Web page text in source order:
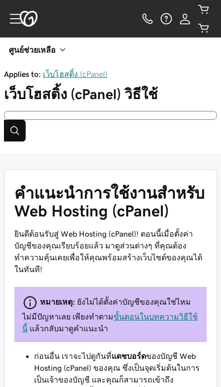
ศูนย์ช่วยเหลือ
Applies to: เว็บโฮสติ้ง (cPanel)
เว็บโฮสติ้ง (cPanel) วิธีใช้
คำแนะนำการใช้งานสำหรับ
Web Hosting (cPanel)
ยินดีต้อนรับสู่ Web Hosting (cPanel)! ตอนนี้เมื่อตั้งค่า
บัญชีของคุณเรียบร้อยแล้ว มาดูส่วนต่างๆ ที่คุณต้อง
ทำความคุ้นเคยเพื่อให้คุณพร้อมสร้างเว็บไซต์ของคุณได้
ในทันที!
หมายเหตุ: ยังไม่ได้ตั้งค่าบัญชีของคุณใช่ไหม
ไม่มีปัญหาเลย เพียงทำตามขั้นตอนในบทความวิธีใช้
นี้ แล้วกลับมาดูคำแนะนำ
ก่อนอื่น เราจะไปดูกันที่แดชบอร์ดของบัญชี Web
Hosting (cPanel) ของคุณ ซึ่งเป็นจุดเริ่มต้นในการ
เป็นเจ้าของบัญชี และคุณก็สามารถเข้าถึง